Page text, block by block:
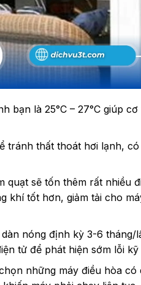
bạn là 25°C – 27°C giúp
tránh thất thoát hơi lạnh,
quạt sẽ tốn thêm rất nhiều
khí tốt hơn, giảm tải cho
nóng định kỳ 3-6 tháng/
tử để phát hiện sớm lỗi kỹ
những máy điều hòa có